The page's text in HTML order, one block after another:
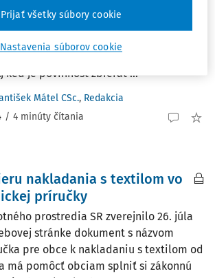
sa rozšíri portfólium separovaného
odpadu o novú komoditu - textil.
a separovať textil ako samostatnú
od 1. januára 2025 v celej
keď je povinnosť zbierať ...
Mátel CSc., Redakcia
/ 4 minúty čítania
nakladania s textilom vo
príručky
prostredia SR zverejnilo 26. júla
stránke dokument s názvom
pre obce k nakladaniu s textilom od
má pomôcť obciam splniť si zákonnú
Nastavenia súborov cookie
Prijať všetky súbory cookie